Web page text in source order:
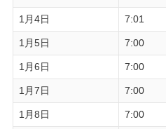
1月4日 7:01
1月5日 7:00
1月6日 7:00
1月7日 7:00
1月8日 7:00